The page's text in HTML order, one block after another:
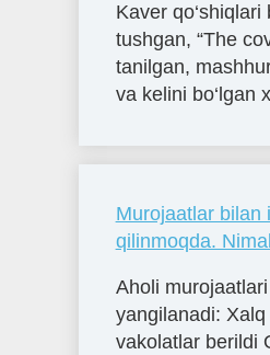
Kaver qo‘shiqlari
tushgan, “The
tanilgan,
va kelini bo‘lgan
Murojaatlar bilan
qilinmoqda.
Aholi
yangilanadi:
vakolatlar berildi